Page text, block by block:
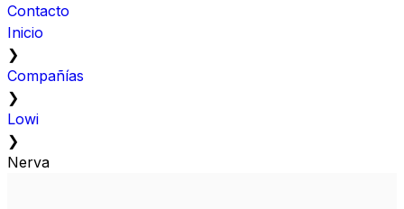
Contacto
Inicio
❯
Compañías
❯
Lowi
❯
Nerva